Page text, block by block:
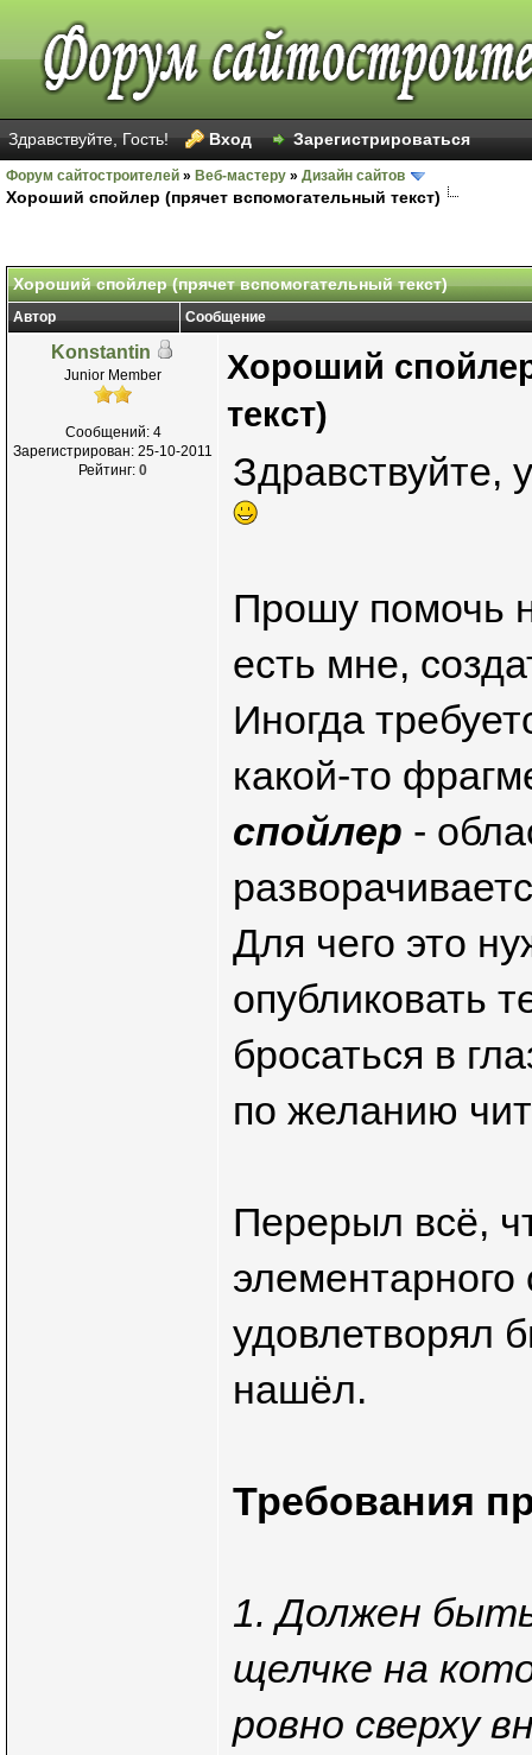
Здравствуйте, Гость! Вход Зарегистрироваться
Форум сайтостроителей » Веб-мастеру » Дизайн сайтов
Хороший спойлер (прячет вспомогательный текст)
Хороший спойлер (прячет вспомогательный текст)
Автор Сообщение
Konstantin
Junior Member
Сообщений: 4
Зарегистрирован: 25-10-2011
Рейтинг: 0
Хороший
текст)
Здравствуйте,
Прошу помочь
есть мне,
Иногда
какой-то
спойлер -
Для чего это
опубликовать
бросаться в
по желанию
Перерыл всё,
удовлетворял
нашёл.
Требования
1. Должен
щелчке на
ровно сверху